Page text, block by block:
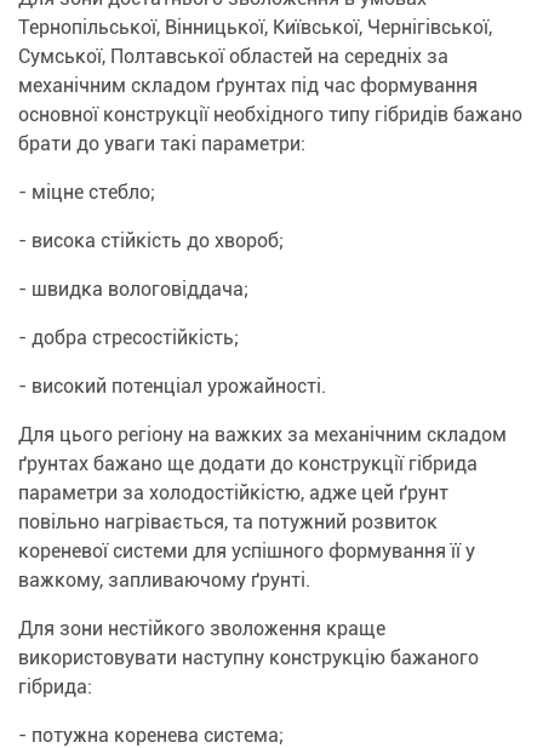
Тернопільської, Вінницької, Київської, Чернігівської,
Сумської, Полтавської областей на середніх за
механічним складом ґрунтах під час формування
основної конструкції необхідного типу гібридів бажано
брати до уваги такі параметри:
- міцне стебло;
- висока стійкість до хвороб;
- швидка вологовіддача;
- добра стресостійкість;
- високий потенціал урожайності.
Для цього регіону на важких за механічним складом
ґрунтах бажано ще додати до конструкції гібрида
параметри за холодостійкістю, адже цей ґрунт
повільно нагрівається, та потужний розвиток
кореневої системи для успішного формування її у
важкому, запливаючому ґрунті.
Для зони нестійкого зволоження краще
використовувати наступну конструкцію бажаного
гібрида:
- потужна коренева система;